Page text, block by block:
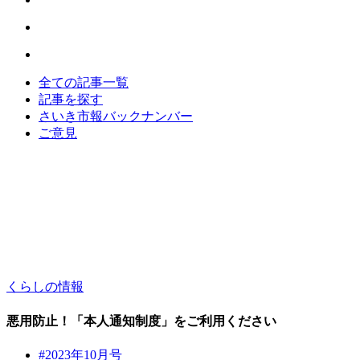
全ての記事一覧
記事を探す
さいき市報バックナンバー
ご意見
くらしの情報
悪用防止！「本人通知制度」をご利用ください
#2023年10月号